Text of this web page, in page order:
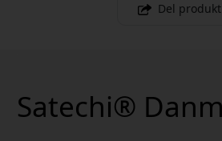
Del produkt
Satechi®